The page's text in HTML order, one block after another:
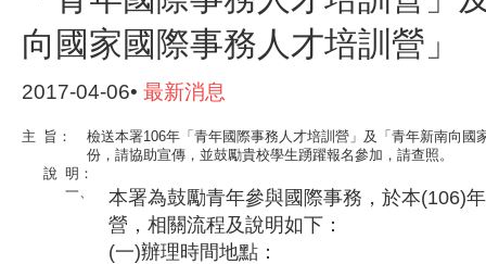
向國家國際事務人才培訓營」
2017-04-06• 最新消息
主 旨：
檢送本署106年「青年國際事務人才培訓營」及「青年新南向國
份，請協助宣傳，並鼓勵貴校學生踴躍報名參加，請查照。
說 明：
一、
本署為鼓勵青年參與國際事務，於本(106)
營，相關流程及說明如下：
(一)辦理時間地點：